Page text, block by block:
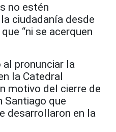
no estén
ciudadanía desde
“ni se acerquen
pronunciar la
la Catedral
motivo del cierre de
que
desarrollaron en la